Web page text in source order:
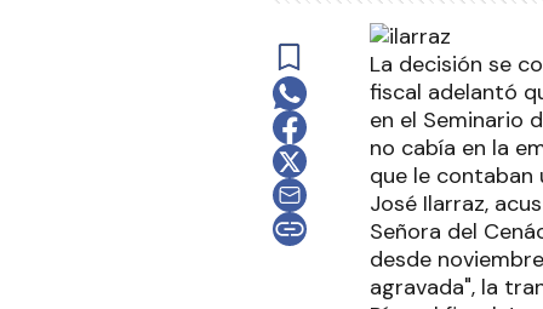
La decisión se
fiscal adelantó
en el Seminario
no cabía en la
que le contaban
José Ilarraz,
Señora del
desde
agravada", la